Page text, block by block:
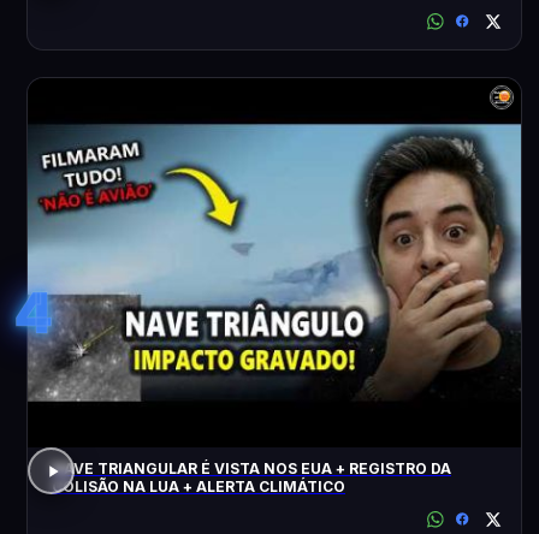
4
NAVE TRIANGULAR É VISTA NOS EUA + REGISTRO DA
COLISÃO NA LUA + ALERTA CLIMÁTICO